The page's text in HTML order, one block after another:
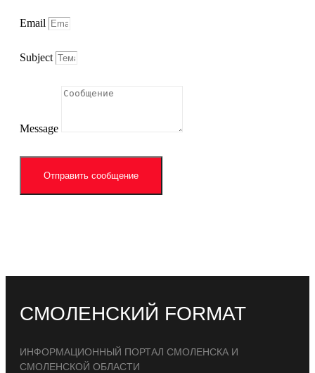
Email
Subject
Message
Отправить сообщение
СМОЛЕНСКИЙ FORMAT
ИНФОРМАЦИОННЫЙ ПОРТАЛ СМОЛЕНСКА И
СМОЛЕНСКОЙ ОБЛАСТИ